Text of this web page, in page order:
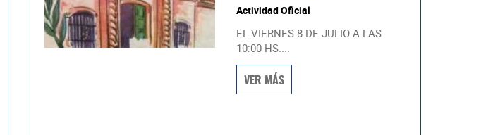
Actividad Oficial
EL VIERNES 8 DE JULIO A LAS
10:00 HS....
VER MÁS